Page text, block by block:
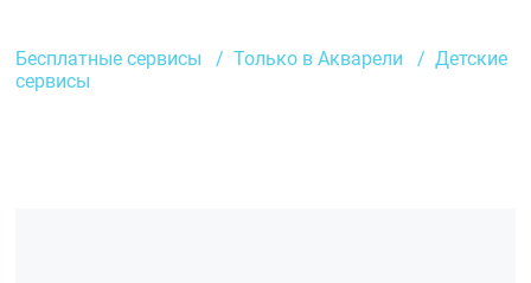
Бесплатные сервисы Только в Акварели
Детские
сервисы